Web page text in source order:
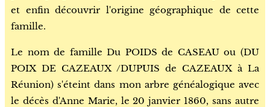
et enfin découvrir l'origine géographique de cette
famille.
Le nom de famille Du POIDS de CASEAU ou (DU
POIX DE CAZEAUX /DUPUIS de CAZEAUX à La
Réunion) s'éteint dans mon arbre généalogique avec
le décès d'Anne Marie, le 20 janvier 1860, sans autre